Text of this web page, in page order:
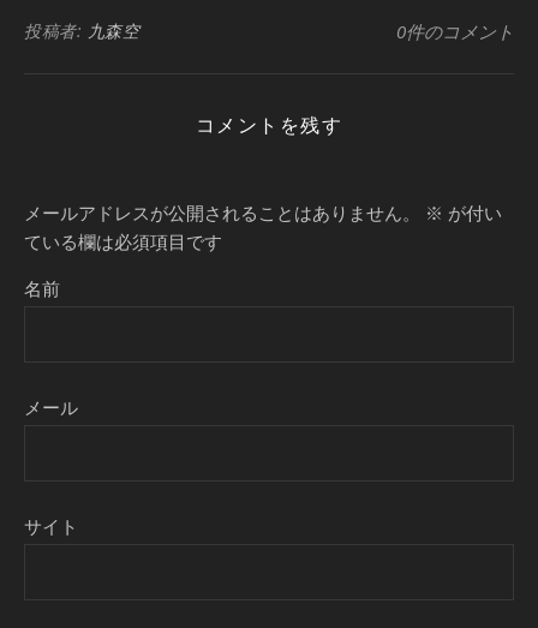
投稿者: 九森空 0件のコメント
コメントを残す
メールアドレスが公開されることはありません。 ※ が付い
ている欄は必須項目です
名前
メール
サイト